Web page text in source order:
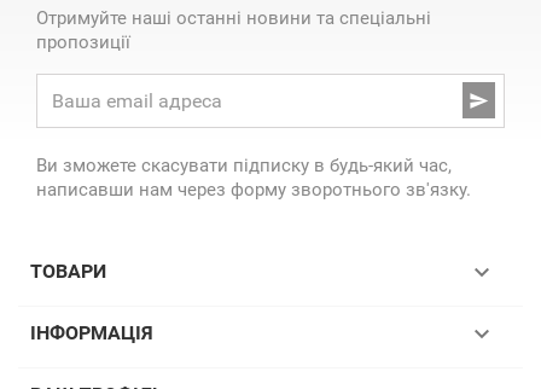
Отримуйте наші останні новини та спеціальні
пропозиції

Ви зможете скасувати підписку в будь-який час,
написавши нам через форму зворотнього зв'язку.
ТОВАРИ 
ІНФОРМАЦІЯ 